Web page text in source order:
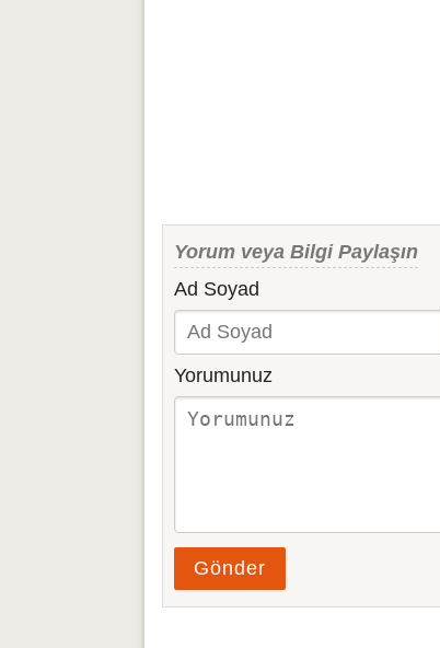
Yorum veya Bilgi Paylaşın
Ad Soyad
Yorumunuz
Gönder